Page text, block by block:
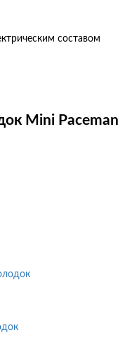
составом
Mini Paceman